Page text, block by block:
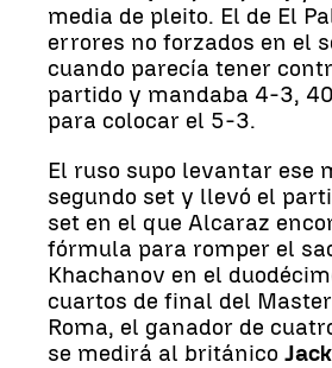
media de pleito. El de El
errores no forzados en el
cuando parecía tener
partido y mandaba 4-3,
para colocar el 5-3.
El ruso supo levantar ese
segundo set y llevó el
set en el que Alcaraz
fórmula para romper el
Khachanov en el
cuartos de final del
Roma, el ganador de
se medirá al británico